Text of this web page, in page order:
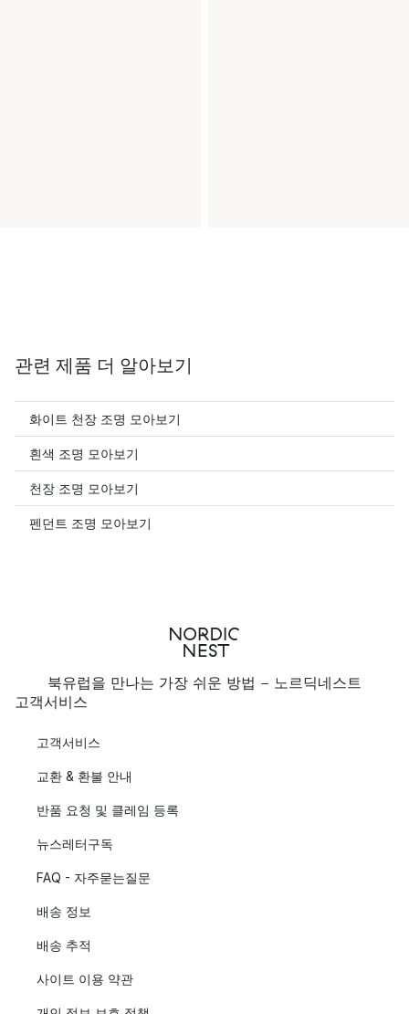
관련 제품 더 알아보기
화이트 천장 조명 모아보기
흰색 조명 모아보기
천장 조명 모아보기
펜던트 조명 모아보기
북유럽을 만나는 가장 쉬운 방법 - 노르딕네스트
고객서비스
고객서비스
교환 & 환불 안내
반품 요청 및 클레임 등록
뉴스레터구독
FAQ - 자주묻는질문
배송 정보
배송 추적
사이트 이용 약관